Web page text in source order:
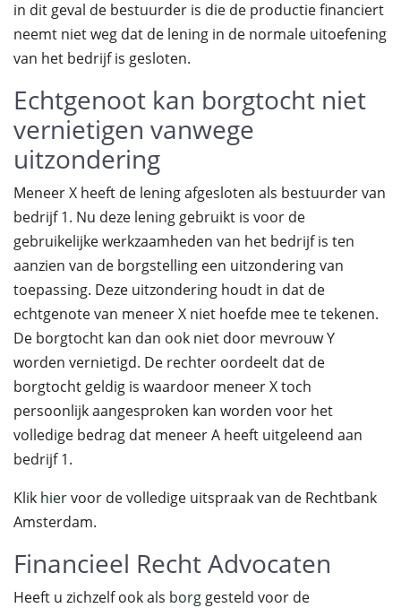
in dit geval de bestuurder is die de productie financiert
neemt niet weg dat de lening in de normale uitoefening
van het bedrijf is gesloten.
Echtgenoot kan borgtocht niet
vernietigen vanwege
uitzondering
Meneer X heeft de lening afgesloten als bestuurder van
bedrijf 1. Nu deze lening gebruikt is voor de
gebruikelijke werkzaamheden van het bedrijf is ten
aanzien van de borgstelling een uitzondering van
toepassing. Deze uitzondering houdt in dat de
echtgenote van meneer X niet hoefde mee te tekenen.
De borgtocht kan dan ook niet door mevrouw Y
worden vernietigd. De rechter oordeelt dat de
borgtocht geldig is waardoor meneer X toch
persoonlijk aangesproken kan worden voor het
volledige bedrag dat meneer A heeft uitgeleend aan
bedrijf 1.
Klik hiervoor de volledige uitspraak van de Rechtbank
Amsterdam.
Financieel Recht Advocaten
Heeft u zichzelf ook als borg gesteld voor de